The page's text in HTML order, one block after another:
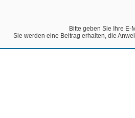
Bitte geben Sie Ihre E-
Sie werden eine Beitrag erhalten, die